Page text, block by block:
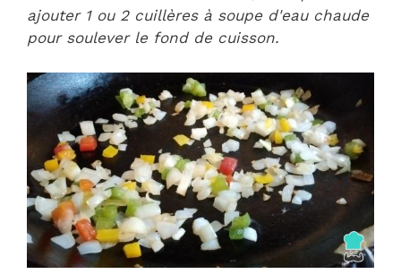
ajouter 1 ou 2 cuillères à soupe d'eau chaude
pour soulever le fond de cuisson.